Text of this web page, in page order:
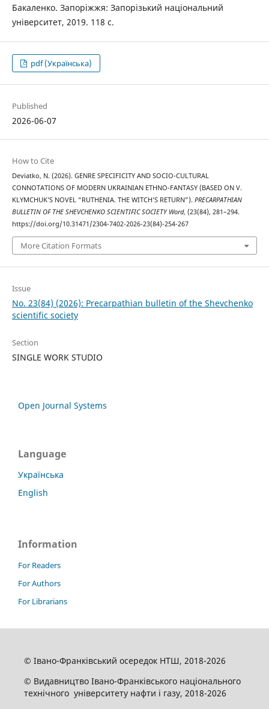
Бакаленко. Запоріжжя: Запорізький національний
університет, 2019. 118 с.
pdf (Українська)
Published
2026-06-07
How to Cite
Deviatko, N. (2026). GENRE SPECIFICITY AND SOCIO-CULTURAL
CONNOTATIONS OF MODERN UKRAINIAN ETHNO-FANTASY (BASED ON V.
KLYMCHUK’S NOVEL “RUTHENIA. THE WITCH’S RETURN”). PRECARPATHIAN
BULLETIN OF THE SHEVCHENKO SCIENTIFIC SOCIETY Word, (23(84), 281–294.
https://doi.org/10.31471/2304-7402-2026-23(84)-254-267
More Citation Formats
Issue
No. 23(84) (2026): Precarpathian bulletin of the Shevchenko
scientific society
Section
SINGLE WORK STUDIO
Open Journal Systems
Language
Українська
English
Information
For Readers
For Authors
For Librarians
© Івано-Франківський осередок НТШ, 2018-2026
© Видавництво Івано-Франківського національного
технічного університету нафти і газу, 2018-2026